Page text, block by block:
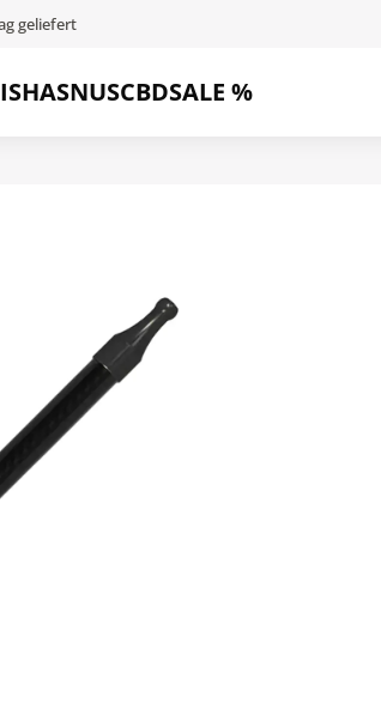
geliefert
SNUSCBDSALE %